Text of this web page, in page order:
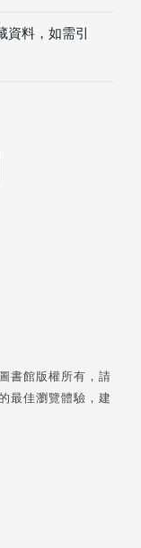
資料，如需引
書館版權所有，請
最佳瀏覽體驗，建